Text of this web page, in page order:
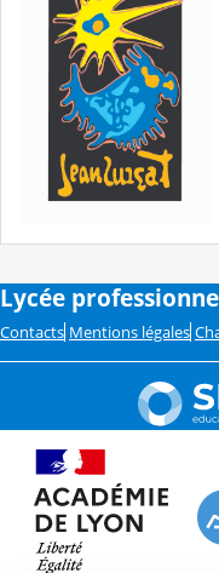
Lycée
Contacts Mentions légales